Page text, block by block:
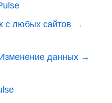
с любых сайтов →
данных →